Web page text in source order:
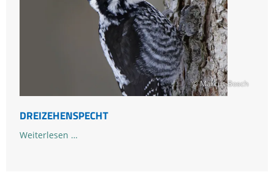
© Marcus Bosch
DREIZEHENSPECHT
Weiterlesen …Dreizehenspecht